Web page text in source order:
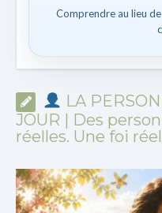
Comprendre au lieu
LA
JOUR | Des
réelles. Une foi